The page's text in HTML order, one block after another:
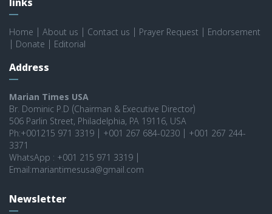
links
Home About us Contact us Prayer Request
Endorsement
Donate Editorial
Address
Marian Times USA
Br. Dominic P.D (Chairman & Executive Director)
506 Parlin Street, Philadelphia, PA 19116, USA
Ph:+001215 971 3319 | +001 267 684-0230 | +001 267 244-
3371
WhatsApp : +001 215 971 3319 |
Email:mariantimesusa@gmail.com
Newsletter